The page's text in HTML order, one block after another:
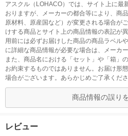
アスクル（LOHACO）では、サイト上に最
おりますが、メーカーの都合等により、商
原材料、原産国など）が変更される場合が
けする商品とサイト上の商品情報の表記が
用前には必ずお届けした商品の商品ラベル
に詳細な商品情報が必要な場合は、メーカ
また、商品名における「セット」や「箱」
お約束するものではありません。お届け形
場合がございます。あらかじめご了承くださ
商品情報の誤り
レビュー